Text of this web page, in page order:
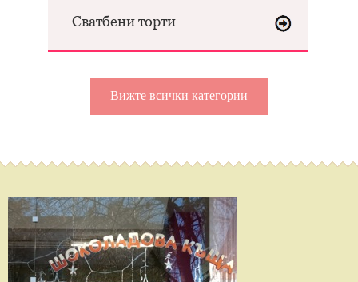
Сватбени торти
Вижте всички категории